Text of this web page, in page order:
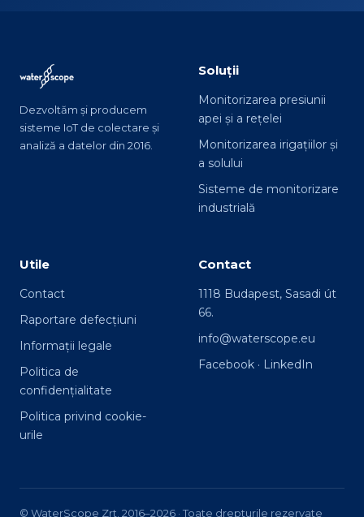
Dezvoltăm și producem
sisteme IoT de colectare și
analiză a datelor din 2016.
Soluții
Monitorizarea presiunii
apei și a rețelei
Monitorizarea irigațiilor și
a solului
Sisteme de monitorizare
industrială
Utile
Contact
Raportare defecțiuni
Informații legale
Politica de
confidențialitate
Politica privind cookie-
urile
Contact
1118 Budapest, Sasadi út
66.
info@waterscope.eu
Facebook · LinkedIn
© WaterScope Zrt. 2016–2026 · Toate drepturile rezervate